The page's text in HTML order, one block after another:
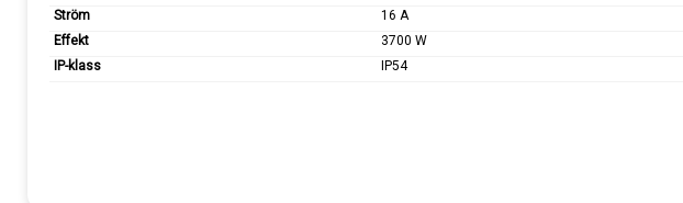
Ström
16 A
Effekt
3700 W
IP-klass
IP54